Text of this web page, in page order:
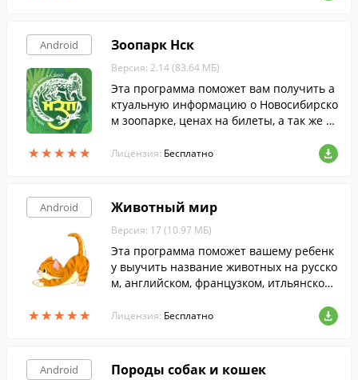
Android
★★★★★
★★★★★
Зоопарк Нск
Версия: 2.14 (83.64 МБ)
Эта программа поможет вам получить а
ктуальную информацию о Новосибирско
м зоопарке, ценах на билеты, а так же п
Лицензия: Бесплатно
Android
★★★★★
★★★★★
Животный мир
Версия: 17 (10.97 МБ)
Эта программа поможет вашему ребенк
у выучить название животных на русско
м, английском, французком, итльянском,
е звуки они издают.
Лицензия: Бесплатно
Android Породы собак и кошек